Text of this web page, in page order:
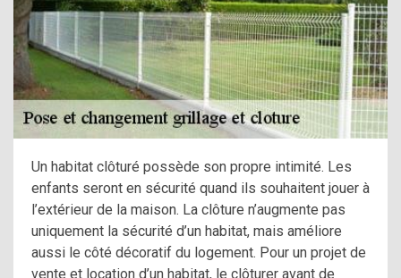
Un habitat clôturé possède son propre intimité. Les
enfants seront en sécurité quand ils souhaitent jouer à
l’extérieur de la maison. La clôture n’augmente pas
uniquement la sécurité d’un habitat, mais améliore
aussi le côté décoratif du logement. Pour un projet de
vente et location d’un habitat, le clôturer avant de